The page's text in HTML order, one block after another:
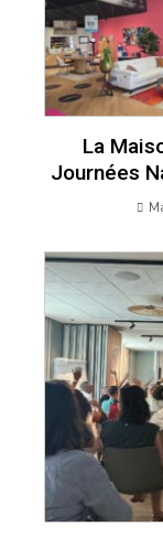
La
Journées